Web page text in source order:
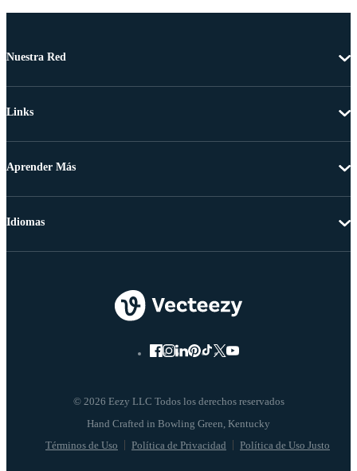
Nuestra Red
Links
Aprender Más
© 2026 Eezy LLC Todos los derechos reservados
Términos de Uso Política de Privacidad Política de Uso Justo
Idiomas